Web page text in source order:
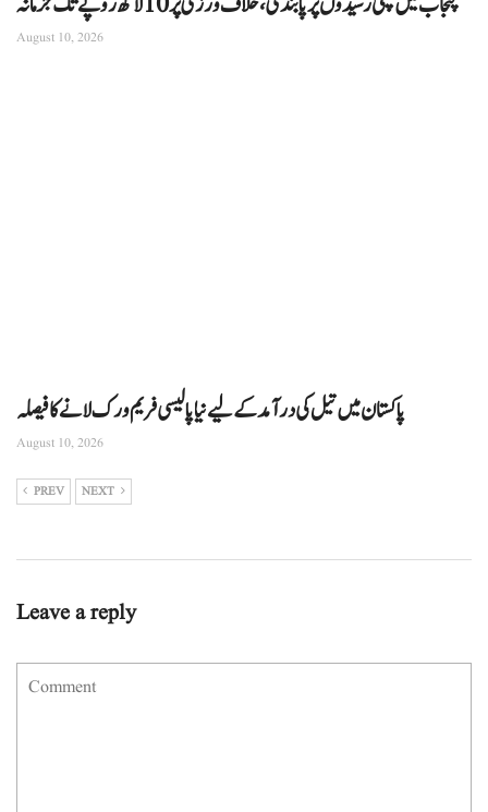
August 10, 2026
پاکستان میں تیل کی درآمد کے لیے نیا پالیسی فریم ورک لانے کا فیصلہ
August 10, 2026
PREV NEXT
Leave a reply